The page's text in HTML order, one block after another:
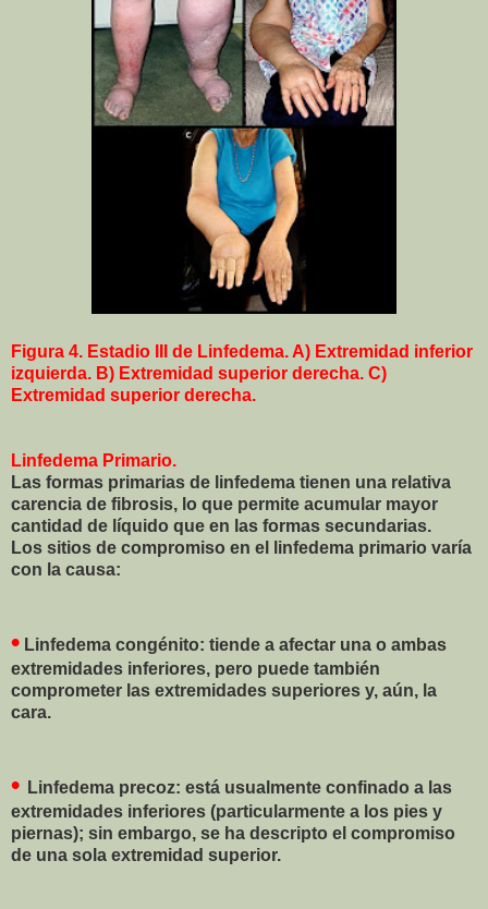
Figura 4. Estadio III de Linfedema. A) Extremidad inferior
izquierda. B) Extremidad superior derecha. C)
Extremidad superior derecha.
Linfedema Primario.
Las formas primarias de linfedema tienen una relativa
carencia de fibrosis, lo que permite acumular mayor
cantidad de líquido que en las formas secundarias.
Los sitios de compromiso en el linfedema primario varía
con la causa:
• Linfedema congénito: tiende a afectar una o ambas
extremidades inferiores, pero puede también
comprometer las extremidades superiores y, aún, la
cara.
• Linfedema precoz: está usualmente confinado a las
extremidades inferiores (particularmente a los pies y
piernas); sin embargo, se ha descripto el compromiso
de una sola extremidad superior.